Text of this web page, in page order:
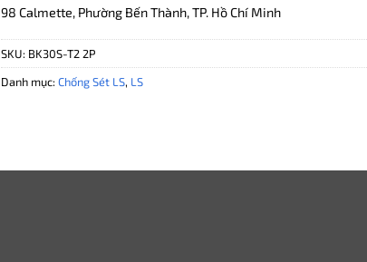
98 Calmette, Phường Bến Thành, TP. Hồ Chí Minh
SKU: BK30S-T2 2P
Danh mục: Chống Sét LS, LS